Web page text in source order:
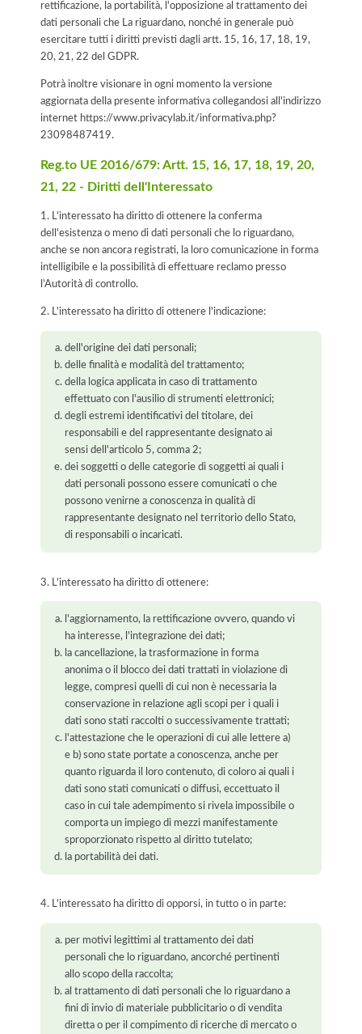
rettificazione, la portabilità, l'opposizione al trattamento dei
dati personali che La riguardano, nonché in generale può
esercitare tutti i diritti previsti dagli artt. 15, 16, 17, 18, 19,
20, 21, 22 del GDPR.
Potrà inoltre visionare in ogni momento la versione
aggiornata della presente informativa collegandosi all'indirizzo
internet https://www.privacylab.it/informativa.php?
23098487419.
Reg.to UE 2016/679: Artt. 15, 16, 17, 18, 19, 20,
21, 22 - Diritti dell'Interessato
1. L'interessato ha diritto di ottenere la conferma
dell'esistenza o meno di dati personali che lo riguardano,
anche se non ancora registrati, la loro comunicazione in forma
intelligibile e la possibilità di effettuare reclamo presso
l’Autorità di controllo.
2. L'interessato ha diritto di ottenere l'indicazione:
dell'origine dei dati personali;
delle finalità e modalità del trattamento;
della logica applicata in caso di trattamento
effettuato con l'ausilio di strumenti elettronici;
degli estremi identificativi del titolare, dei
responsabili e del rappresentante designato ai
sensi dell'articolo 5, comma 2;
dei soggetti o delle categorie di soggetti ai quali i
dati personali possono essere comunicati o che
possono venirne a conoscenza in qualità di
rappresentante designato nel territorio dello Stato,
di responsabili o incaricati.
3. L'interessato ha diritto di ottenere:
l'aggiornamento, la rettificazione ovvero, quando vi
ha interesse, l'integrazione dei dati;
la cancellazione, la trasformazione in forma
anonima o il blocco dei dati trattati in violazione di
legge, compresi quelli di cui non è necessaria la
conservazione in relazione agli scopi per i quali i
dati sono stati raccolti o successivamente trattati;
l'attestazione che le operazioni di cui alle lettere a)
e b) sono state portate a conoscenza, anche per
quanto riguarda il loro contenuto, di coloro ai quali i
dati sono stati comunicati o diffusi, eccettuato il
caso in cui tale adempimento si rivela impossibile o
comporta un impiego di mezzi manifestamente
sproporzionato rispetto al diritto tutelato;
la portabilità dei dati.
4. L'interessato ha diritto di opporsi, in tutto o in parte:
per motivi legittimi al trattamento dei dati
personali che lo riguardano, ancorché pertinenti
allo scopo della raccolta;
al trattamento di dati personali che lo riguardano a
fini di invio di materiale pubblicitario o di vendita
diretta o per il compimento di ricerche di mercato o